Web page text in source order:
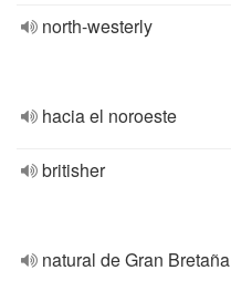
north-westerly
hacia el noroeste
britisher
natural de Gran Bretaña